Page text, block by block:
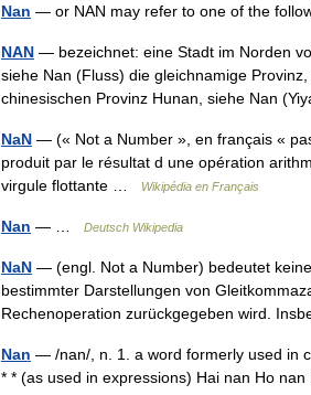
Nan — or NAN may refer to one of the
NAN — bezeichnet: eine Stadt im Norden
siehe Nan (Fluss) die gleichnamige
chinesischen Provinz Hunan, siehe Nan
NaN — (« Not a Number », en français «
produit par le résultat d une opération
virgule flottante …
Wikipédia en Français
Nan — … Deutsch Wikipedia
NaN — (engl. Not a Number) bedeutet
bestimmter Darstellungen von
Rechenoperation zurückgegeben wird.
Nan — /nan/, n. 1. a word formerly used in
* * (as used in expressions) Hai nan Ho